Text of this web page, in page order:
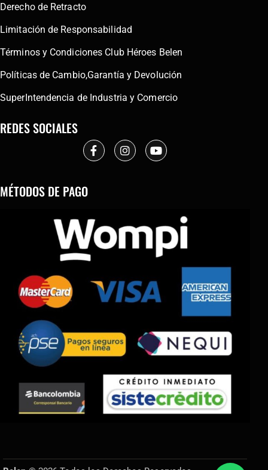
Derecho de Retracto
Limitación de Responsabilidad
Términos y Condiciones Club Héroes Belen
Políticas de Cambio,Garantía y Devolución
SuperIntendencia de Industria y Comercio
REDES SOCIALES
MÉTODOS DE PAGO